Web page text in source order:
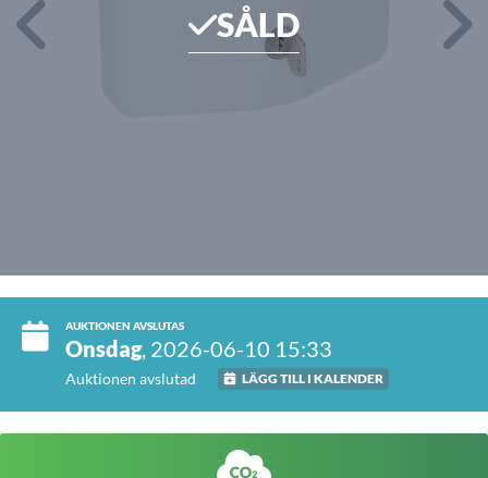
SÅLD
AUKTIONEN AVSLUTAS
Onsdag, 2026-06-10 15:33
Auktionen avslutad LÄGG TILL I KALENDER